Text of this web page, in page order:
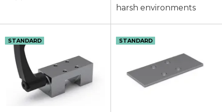
harsh environments
STANDARD STANDARD